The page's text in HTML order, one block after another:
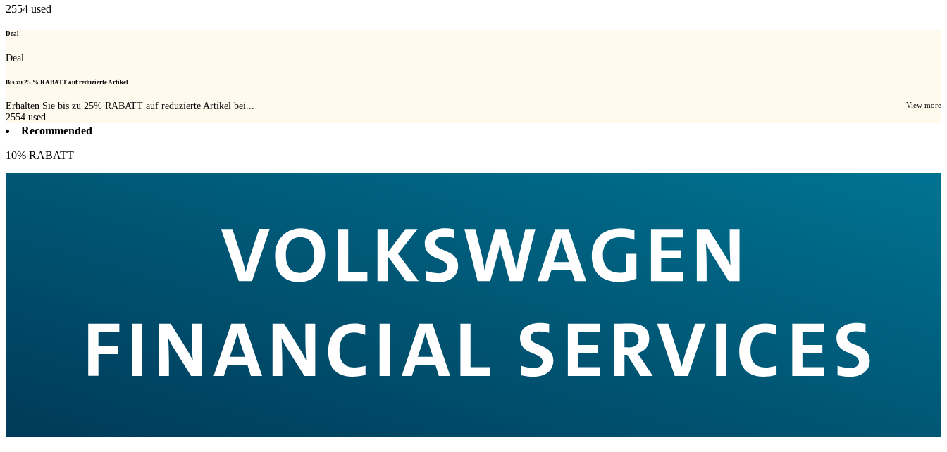
2554 used
Deal
Deal
Bis zu 25 % RABATT auf reduzierte Artikel
Erhalten Sie bis zu 25% RABATT auf reduzierte Artikel bei... View more
2554 used
Recommended
10% RABATT